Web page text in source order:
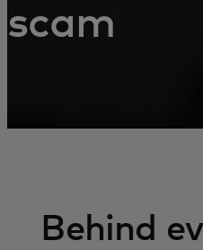
scam
Behind